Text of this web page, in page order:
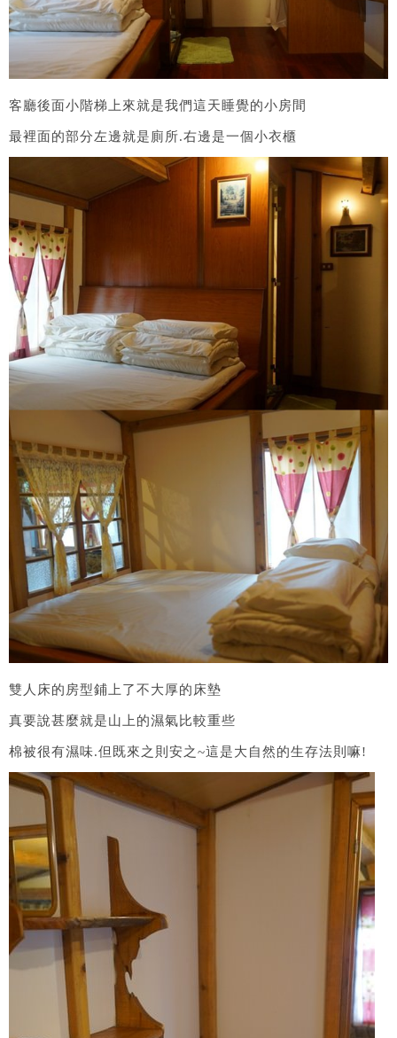
客廳後面小階梯上來就是我們這天睡覺的小房間
最裡面的部分左邊就是廁所.右邊是一個小衣櫃
雙人床的房型鋪上了不大厚的床墊
真要說甚麼就是山上的濕氣比較重些
棉被很有濕味.但既來之則安之~這是大自然的生存法則嘛!